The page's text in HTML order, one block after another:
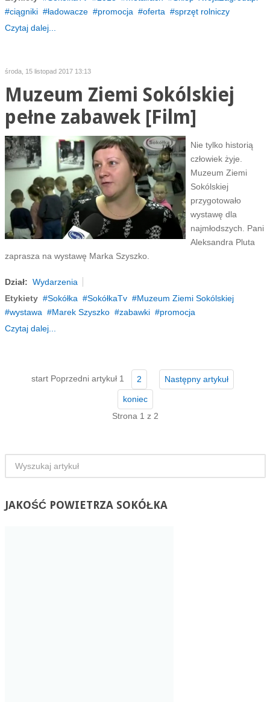
ciągniki
ładowacze promocja oferta
sprzęt rolniczy
Czytaj dalej...
środa, 15 listopad 2017 13:13
Muzeum Ziemi Sokólskiej
pełne zabawek [Film]
Nie tylko historią
człowiek żyje.
Muzeum Ziemi
Sokólskiej
przygotowało
wystawę dla
najmłodszych. Pani
Aleksandra Pluta
zaprasza na wystawę Marka Szyszko.
Dział: Wydarzenia
Etykiety
Sokółka SokółkaTv
Muzeum Ziemi Sokólskiej
wystawa
Marek Szyszko zabawki
promocja
Czytaj dalej...
start Poprzedni artykuł 1 2 Następny artykuł
koniec
Strona 1 z 2
JAKOŚĆPOWIETRZA SOKÓŁKA